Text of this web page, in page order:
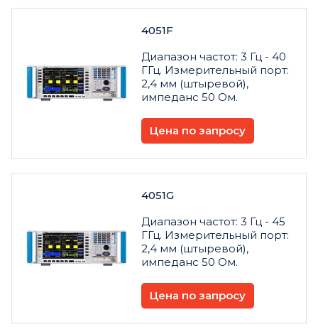
4051F
Диапазон частот: 3 Гц - 40
ГГц. Измерительный порт:
2,4 мм (штыревой),
импеданс 50 Ом.
Цена по запросу
4051G
Диапазон частот: 3 Гц - 45
ГГц. Измерительный порт:
2,4 мм (штыревой),
импеданс 50 Ом.
Цена по запросу